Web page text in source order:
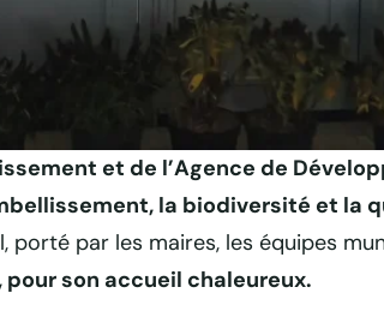
© ADTA
et de l’Agence de
la biodiversité et la
par les maires, les équipes
son accueil chaleureux.